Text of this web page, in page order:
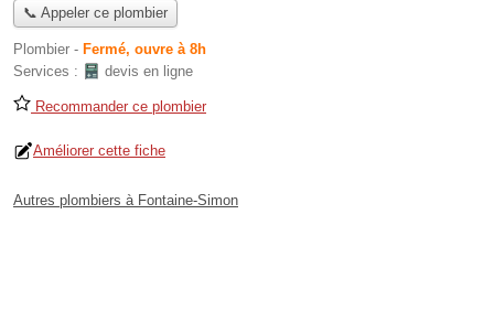
📞 Appeler ce plombier
Plombier - Fermé, ouvre à 8h
Services :
devis en ligne
Recommander ce plombier
Améliorer cette fiche
Autres plombiers à Fontaine-Simon